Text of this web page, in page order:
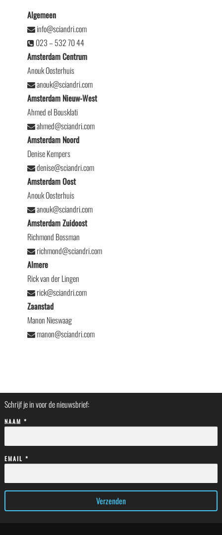
Algemeen
info@sciandri.com
023 – 532 70 44
Amsterdam Centrum
Anouk Oosterhuis
anouk@sciandri.com
Amsterdam Nieuw-West
Ahmed el Bousklati
ahmed@sciandri.com
Amsterdam Noord
Denise Kempers
denise@sciandri.com
Amsterdam Oost
Anouk Oosterhuis
anouk@sciandri.com
Amsterdam Zuidoost
Richmond Bossman
richmond@sciandri.com
Almere
Rick van der Lingen
rick@sciandri.com
Zaanstad
Manon Nieswaag
manon@sciandri.com
Schrijf je in voor de nieuwsbrief:
NAAM *
EMAIL *